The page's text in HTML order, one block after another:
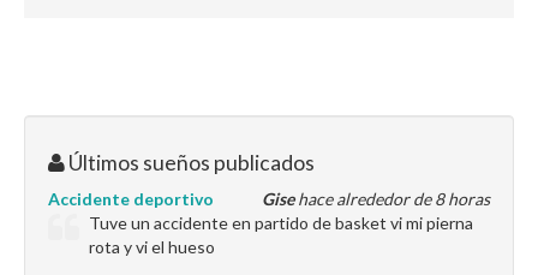
Últimos sueños publicados
Gisehace alrededor de 8 horas
Accidente deportivo
Tuve un accidente en partido de basket vi mi pierna
rota y vi el hueso